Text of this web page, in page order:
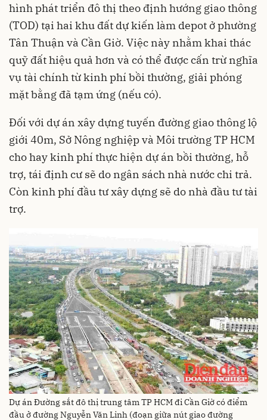
hình phát triển đô thị theo định hướng giao thông
(TOD) tại hai khu đất dự kiến làm depot ở phường
Tân Thuận và Cần Giờ. Việc này nhằm khai thác
quỹ đất hiệu quả hơn và có thể được cấn trừ nghĩa
vụ tài chính từ kinh phí bồi thường, giải phóng
mặt bằng đã tạm ứng (nếu có).
Đối với dự án xây dựng tuyến đường giao thông lộ
giới 40m, Sở Nông nghiệp và Môi trường TP HCM
cho hay kinh phí thực hiện dự án bồi thường, hỗ
trợ, tái định cư sẽ do ngân sách nhà nước chi trả.
Còn kinh phí đầu tư xây dựng sẽ do nhà đầu tư tài
trợ.
Dự án Đường sắt đô thị trung tâm TP HCM đi Cần Giờ có điểm
đầu ở đường Nguyễn Văn Linh (đoạn giữa nút giao đường